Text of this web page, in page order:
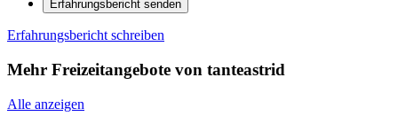
Erfahrungsbericht senden
Erfahrungsbericht schreiben
Mehr Freizeitangebote von tanteastrid
Alle anzeigen